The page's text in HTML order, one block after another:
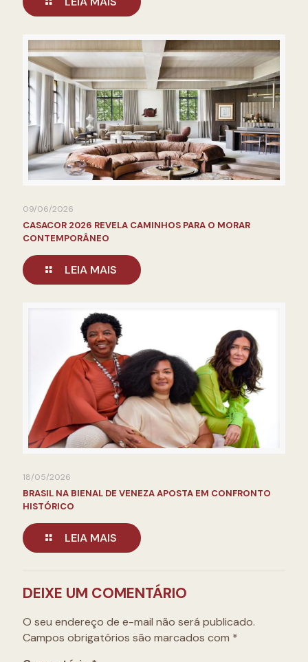
09/06/2026
CASACOR 2026 REVELA CAMINHOS PARA O MORAR
CONTEMPORÂNEO
LEIA MAIS
18/05/2026
BRASIL NA BIENAL DE VENEZA APOSTA EM CONFRONTO
HISTÓRICO
LEIA MAIS
DEIXE UM COMENTÁRIO
O seu endereço de e-mail não será publicado.
Campos obrigatórios são marcados com *